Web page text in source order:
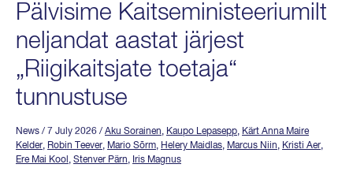
Pälvisime Kaitseministeeriumilt
neljandat aastat järjest
„Riigikaitsjate toetaja“
tunnustuse
News / 7 July 2026 / Aku Sorainen, Kaupo Lepasepp, Kärt Anna Maire
Kelder, Robin Teever, Mario Sõrm, Helery Maidlas, Marcus Niin, Kristi Aer,
Ere Mai Kool , Stenver Pärn, Iris Magnus